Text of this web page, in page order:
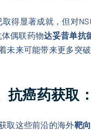
取得显著成就，但对
体偶联药物达妥昔单抗
未来可能带来更多突破
抗癌药获取
取这些前沿的海外靶